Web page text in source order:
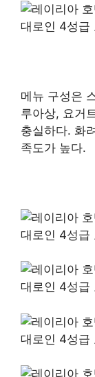
메뉴 구성은
루아상, 요거
충실하다. 화
족도가 높다.